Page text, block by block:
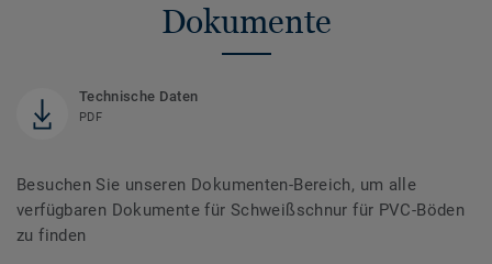
Dokumente
Technische Daten
PDF
Besuchen Sie unseren Dokumenten-Bereich, um alle
verfügbaren Dokumente für Schweißschnur für PVC-Böden
zu finden